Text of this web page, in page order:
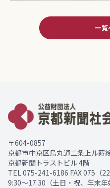
一覧
〒604-0857
京都市中京区烏丸通二条上ル蒔
京都新聞トラストビル 4階
TEL 075-241-6186 FAX 075（
9:30～17:30（土日・祝、年末年